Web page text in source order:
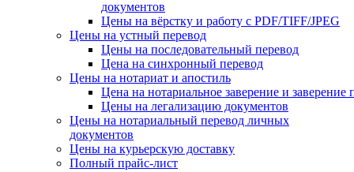
документов
Цены на вёрстку и работу с PDF/TIFF/JPEG
Цены на устный перевод
Цены на последовательный перевод
Цена на синхронный перевод
Цены на нотариат и апостиль
Цена на нотариальное заверение и
Цены на легализацию документов
Цены на нотариальный перевод личных
документов
Цены на курьерскую доставку
Полный прайс-лист